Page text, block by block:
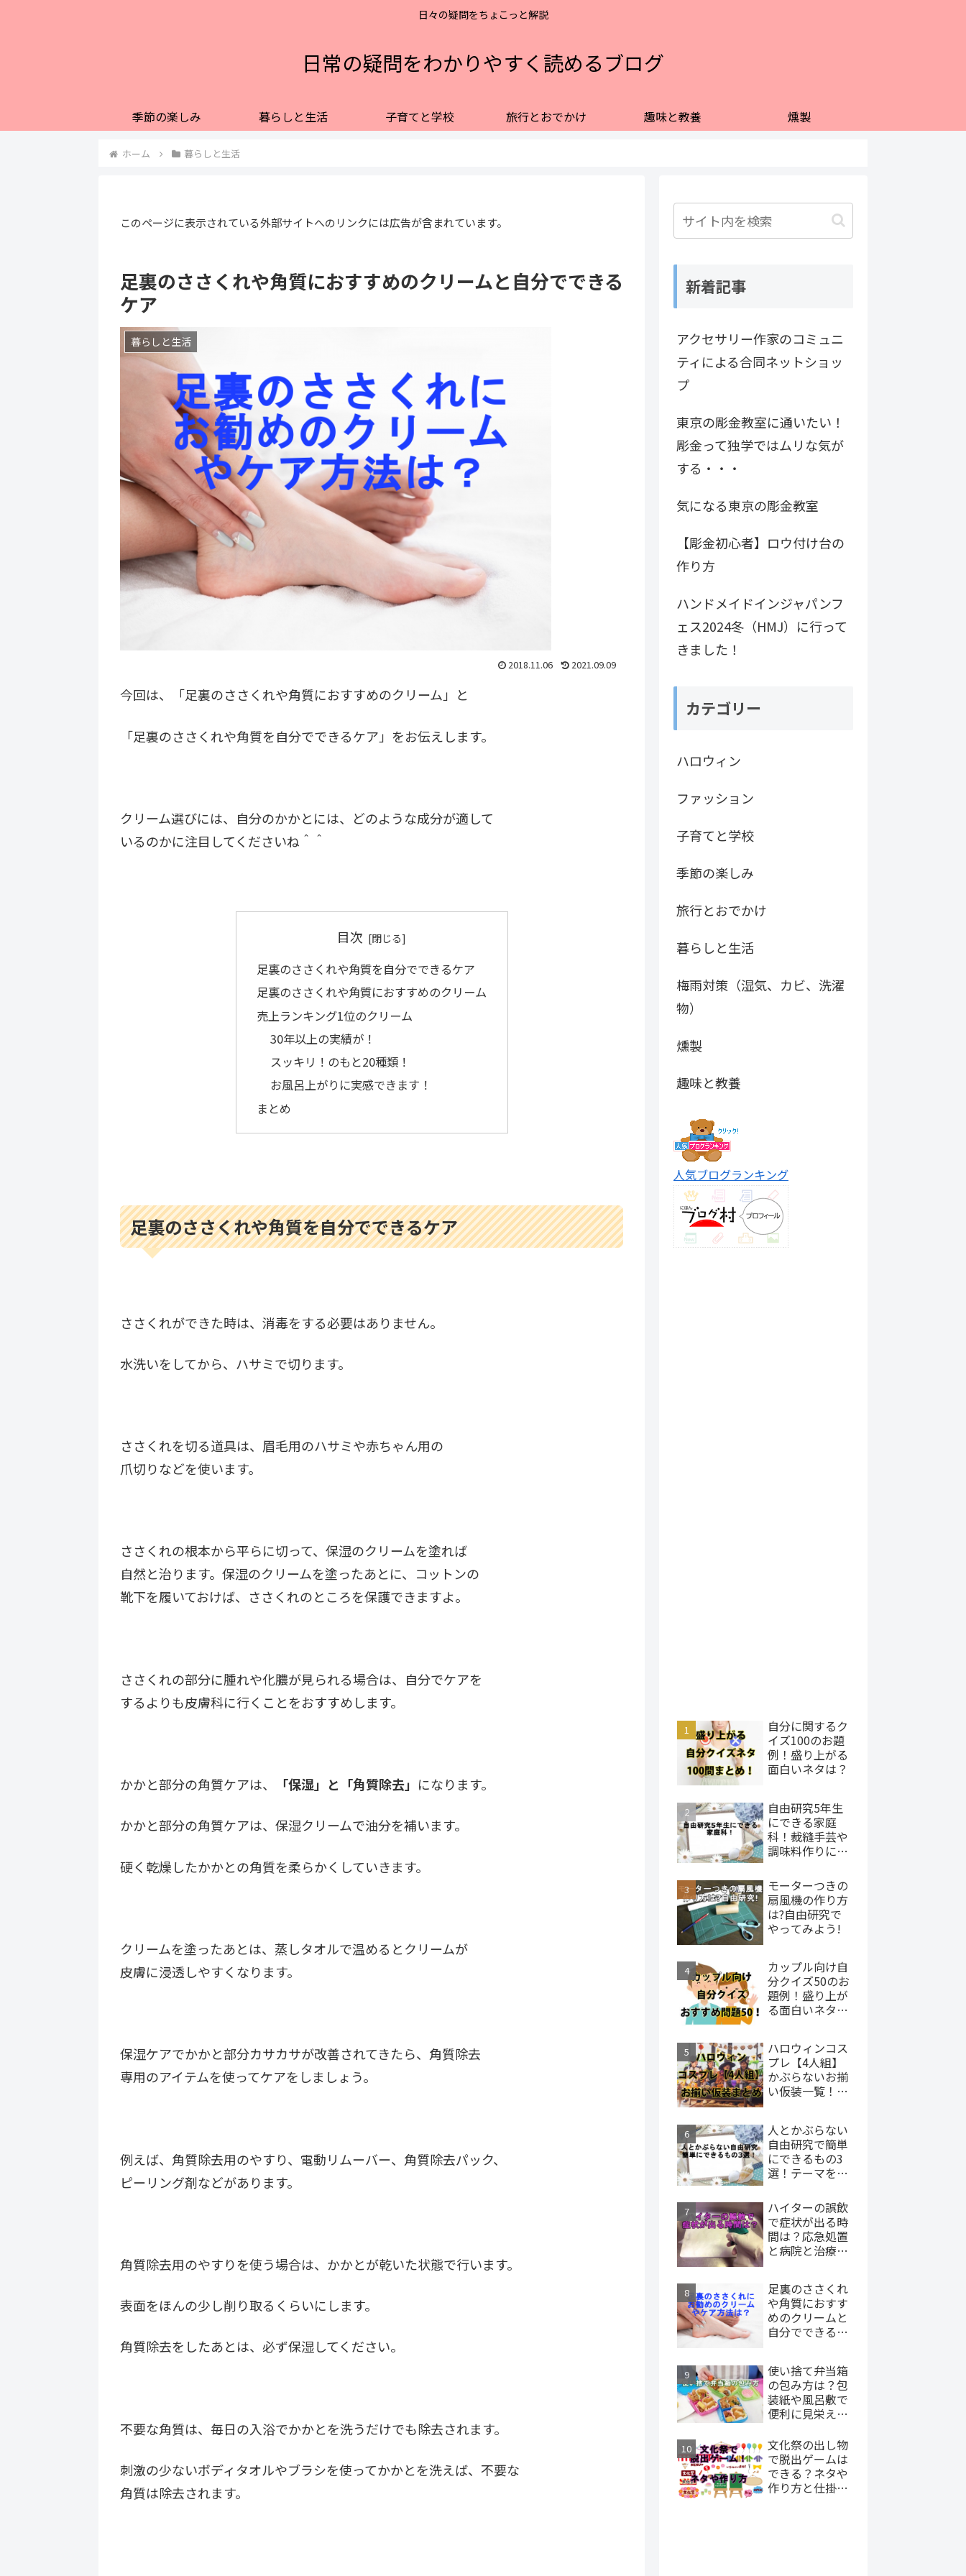
日々の疑問をちょこっと解説
日常の疑問をわかりやすく読めるブログ
季節の楽しみ 暮らしと生活 子育てと学校 旅行とおでかけ 趣味と教養 燻製
ホーム 暮らしと生活
このページに表示されている外部サイトへのリンクには広告が含まれています。
足裏のささくれや角質におすすめのクリームと自分でできる
ケア
暮らしと生活
2018.11.06 2021.09.09
今回は、「足裏のささくれや角質におすすめのクリーム」と
「足裏のささくれや角質を自分でできるケア」をお伝えします。
クリーム選びには、自分のかかとには、どのような成分が適して
いるのかに注目してくださいね＾＾
目次
足裏のささくれや角質を自分でできるケア
足裏のささくれや角質におすすめのクリーム
売上ランキング1位のクリーム
30年以上の実績が！
スッキリ！のもと20種類！
お風呂上がりに実感できます！
まとめ
足裏のささくれや角質を自分でできるケア
ささくれができた時は、消毒をする必要はありません。
水洗いをしてから、ハサミで切ります。
ささくれを切る道具は、眉毛用のハサミや赤ちゃん用の
爪切りなどを使います。
ささくれの根本から平らに切って、保湿のクリームを塗れば
自然と治ります。保湿のクリームを塗ったあとに、コットンの
靴下を履いておけば、ささくれのところを保護できますよ。
ささくれの部分に腫れや化膿が見られる場合は、自分でケアを
するよりも皮膚科に行くことをおすすめします。
かかと部分の角質ケアは、 「保湿」と「角質除去」 になります。
かかと部分の角質ケアは、保湿クリームで油分を補います。
硬く乾燥したかかとの角質を柔らかくしていきます。
クリームを塗ったあとは、蒸しタオルで温めるとクリームが
皮膚に浸透しやすくなります。
保湿ケアでかかと部分カサカサが改善されてきたら、角質除去
専用のアイテムを使ってケアをしましょう。
例えば、角質除去用のやすり、電動リムーバー、角質除去パック、
ピーリング剤などがあります。
角質除去用のやすりを使う場合は、かかとが乾いた状態で行います。
表面をほんの少し削り取るくらいにします。
角質除去をしたあとは、必ず保湿してください。
不要な角質は、毎日の入浴でかかとを洗うだけでも除去されます。
刺激の少ないボディタオルやブラシを使ってかかとを洗えば、不要な
角質は除去されます。
新着記事
アクセサリー作家のコミュニ
ティによる合同ネットショッ
プ
東京の彫金教室に通いたい！
彫金って独学ではムリな気が
する・・・
気になる東京の彫金教室
【彫金初心者】ロウ付け台の
作り方
ハンドメイドインジャパンフ
ェス2024冬（HMJ）に行って
きました！
カテゴリー
ハロウィン
ファッション
子育てと学校
季節の楽しみ
旅行とおでかけ
暮らしと生活
梅雨対策（湿気、カビ、洗濯
物）
燻製
趣味と教養
人気ブログランキング
自分に関するク
イズ100のお題
例！盛り上がる
面白いネタは？
自由研究5年生
にできる家庭
科！裁縫手芸や
調味料作りにチ
モーターつきの
扇風機の作り方
は?自由研究で
やってみよう!
カップル向け自
分クイズ50のお
題例！盛り上が
る面白いネタ
ハロウィンコス
プレ【4人組】
かぶらないお揃
い仮装一覧！キ
人とかぶらない
自由研究で簡単
にできるもの3
選！テーマを決
ハイターの誤飲
で症状が出る時
間は？応急処置
と病院と治療に
足裏のささくれ
や角質におすす
めのクリームと
自分でできるケ
使い捨て弁当箱
の包み方は？包
装紙や風呂敷で
便利に見栄えも
文化祭の出し物
で脱出ゲームは
できる？ネタや
作り方と仕掛け